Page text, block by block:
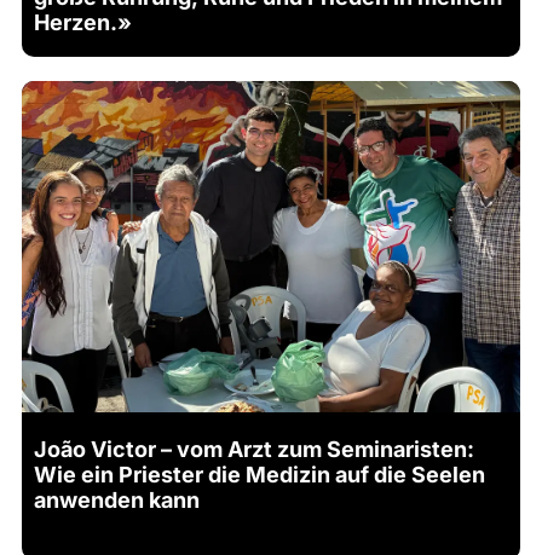
Herzen.»
João Victor – vom Arzt zum Seminaristen:
Wie ein Priester die Medizin auf die Seelen
anwenden kann